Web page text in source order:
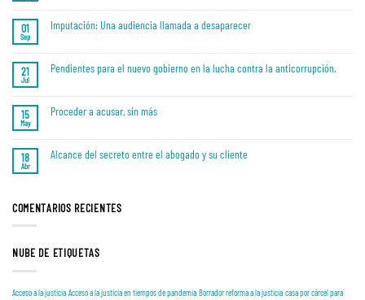
en
Reforma
administración
01
Sep
Imputación: Una audiencia llamada a desaparecer
en
Imputación:
21
Jul
Pendientes para el nuevo gobierno en la lucha contra la anticorrupción.
en
Pendientes
gobierno
anticorrupción.
15
May
Proceder a acusar, sin más
en
Proceder
18
Abr
Alcance del secreto entre el abogado y su cliente
Alcance
del
abogado
COMENTARIOS RECIENTES
NUBE DE ETIQUETAS
Acceso a la justicia Acceso a la justicia en tiempos de pandemia Borrador reforma a la justicia casa por cárcel para